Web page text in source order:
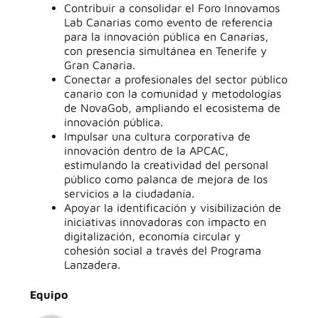
Contribuir a consolidar el Foro Innovamos
Lab Canarias como evento de referencia
para la innovación pública en Canarias,
con presencia simultánea en Tenerife y
Gran Canaria.
Conectar a profesionales del sector público
canario con la comunidad y metodologías
de NovaGob, ampliando el ecosistema de
innovación pública.
Impulsar una cultura corporativa de
innovación dentro de la APCAC,
estimulando la creatividad del personal
público como palanca de mejora de los
servicios a la ciudadanía.
Apoyar la identificación y visibilización de
iniciativas innovadoras con impacto en
digitalización, economía circular y
cohesión social a través del Programa
Lanzadera.
Equipo